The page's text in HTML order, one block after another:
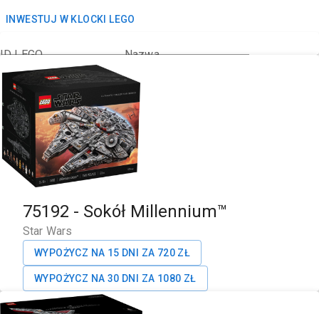
INWESTUJ W KLOCKI LEGO
ID LEGO Nazwa
75192 - Sokół Millennium™
Star Wars
WYPOŻYCZ NA 15 DNI ZA 720 ZŁ
WYPOŻYCZ NA 30 DNI ZA 1080 ZŁ